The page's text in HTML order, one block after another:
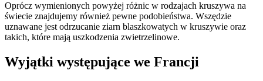
Oprócz wymienionych powyżej różnic w rodzajach kruszywa na
świecie znajdujemy również pewne podobieństwa. Wszędzie
uznawane jest odrzucanie ziarn blaszkowatych w kruszywie oraz
takich, które mają uszkodzenia zwietrzelinowe.
Wyjątki występujące we Francji